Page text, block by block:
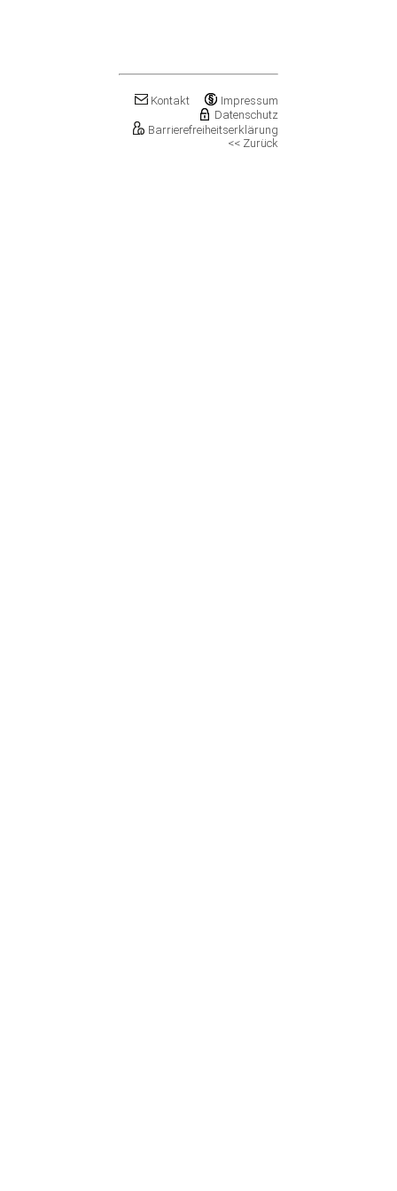
Kretzschau
Kroppenstedt, Stadt
Landsberg, Stadt
Impressum
Kontakt
Datenschutz
Barrierefreiheitserklärung
<< Zurück